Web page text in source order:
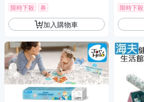
限時下殺
券
加入購物車
限時下殺